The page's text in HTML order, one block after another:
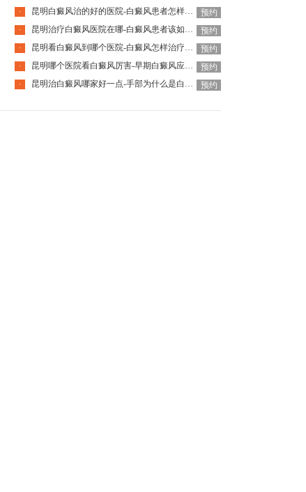
·
昆明白癜风治的好的医院-白癜风患者怎样应对心理压力
预约
·
昆明治疗白癜风医院在哪-白癜风患者该如何提高睡眠质量
预约
·
昆明看白癜风到哪个医院-白癜风怎样治疗省钱呢
预约
·
昆明哪个医院看白癜风厉害-早期白癜风应该如何应对呢
预约
·
昆明治白癜风哪家好一点-手部为什么是白癜风的重灾区 预约